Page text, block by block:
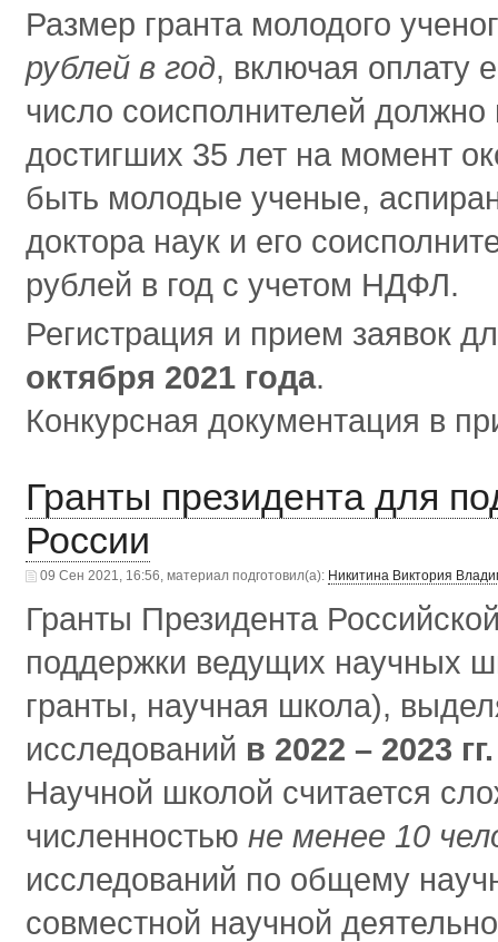
Размер гранта молодого
рублей в год, включая оплату
число соисполнителей
достигших 35 лет на момент
быть молодые ученые,
доктора наук и его
рублей в год с учетом НДФЛ.
Регистрация и прием заявок
октября 2021 года.
Конкурсная документация в
Гранты президента для
России
09 Сен 2021, 16:56, материал подготовил(а): Никитина Виктория
Гранты Президента
поддержки ведущих научных
гранты, научная школа),
исследований в 2022 – 2023 гг.
Научной школой считается
численностью не менее 10
исследований по общему
совместной научной